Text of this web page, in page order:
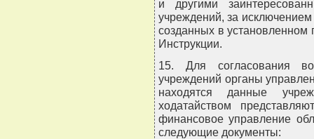
и другими
учреждений, за
созданных в установленном
Инструкции.
15. Для согласования
учреждений органы
находятся данные
ходатайством
финансовое управление
следующие документы: